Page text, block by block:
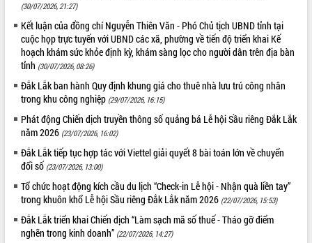
(30/07/2026, 21:27)
Kết luận của đồng chí Nguyễn Thiên Văn - Phó Chủ tịch UBND tỉnh tại
cuộc họp trực tuyến với UBND các xã, phường về tiến độ triển khai Kế
hoạch khám sức khỏe định kỳ, khám sàng lọc cho người dân trên địa bàn
tỉnh (30/07/2026, 08:26)
Đắk Lắk ban hành Quy định khung giá cho thuê nhà lưu trú công nhân
trong khu công nghiệp (29/07/2026, 16:15)
Phát động Chiến dịch truyền thông số quảng bá Lễ hội Sầu riêng Đắk Lắk
năm 2026 (23/07/2026, 16:02)
Đắk Lắk tiếp tục hợp tác với Viettel giải quyết 8 bài toán lớn về chuyển
đổi số (23/07/2026, 13:00)
Tổ chức hoạt động kích cầu du lịch “Check-in Lễ hội - Nhận quà liền tay”
trong khuôn khổ Lễ hội Sầu riêng Đắk Lắk năm 2026 (22/07/2026, 15:53)
Đắk Lắk triển khai Chiến dịch “Làm sạch mã số thuế - Tháo gỡ điểm
nghẽn trong kinh doanh” (22/07/2026, 14:27)